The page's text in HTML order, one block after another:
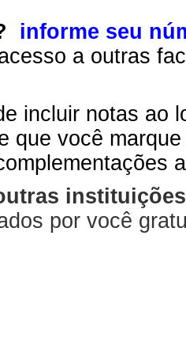
informe seu
a outras
incluir notas ao
que você
por você